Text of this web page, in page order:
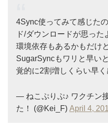
4Sync使ってみて感じた
ド/ダウンロードが思った
環境依存もあるかもだけ
SugarSyncもワリと早い
覚的に2割増しくらい早く
— ねこぷりぷ♪ ワクチン
た！ (@Kei_F) April 4,